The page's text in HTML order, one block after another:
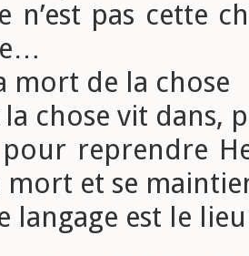
n’est pas cette
mort de la chose
chose vit dans,
reprendre
et se
langage est le